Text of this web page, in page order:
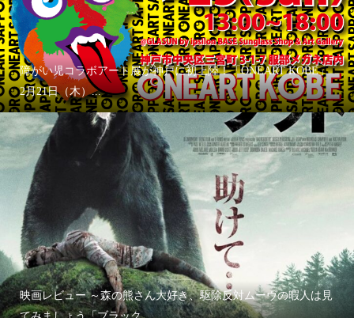
障がい児コラボアート展が神戸に初上陸！「ONEART KOBE」
2月21日（木）...
映画レビュー ～森の熊さん大好き、駆除反対ムーヴの暇人は見